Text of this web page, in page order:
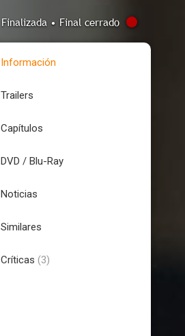
Finalizada • Final cerrado
Información
Trailers
Capítulos
DVD / Blu-Ray
Noticias
Similares
Críticas (3)